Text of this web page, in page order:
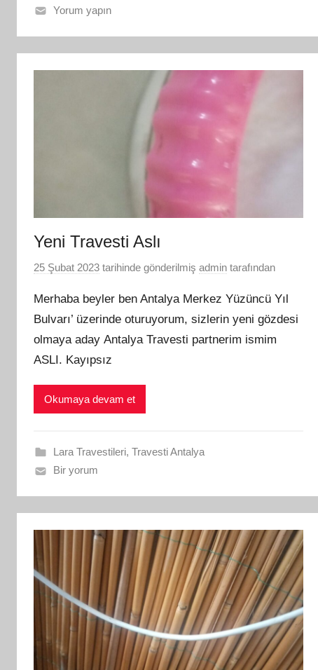
Yorum yapın
Yeni Travesti Aslı
25 Şubat 2023 tarihinde gönderilmiş admin tarafından
Merhaba beyler ben Antalya Merkez Yüzüncü Yıl
Bulvarı’ üzerinde oturuyorum, sizlerin yeni gözdesi
olmaya aday Antalya Travesti partnerim ismim
ASLI. Kayıpsız
Okumaya devam et
Lara Travestileri, Travesti Antalya
Bir yorum